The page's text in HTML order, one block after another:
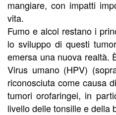
mangiare, con impatti
vita.
Fumo e alcol restano i
lo sviluppo di questi
emersa una nuova realtà.
Virus umano (HPV)
riconosciuta come causa
tumori orofaringei, in
livello delle tonsille e della